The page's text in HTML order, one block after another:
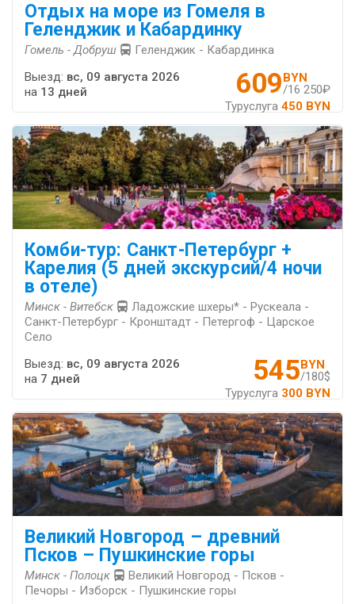
Отдых на море из Гомеля в
Геленджик и Кабардинку
Гомель - Добруш Геленджик - Кабардинка
609BYN
/16 250₽
Туруслуга 450 BYN
Выезд: вс, 09 августа 2026
на 13 дней
Комби-тур: Санкт-Петербург +
Карелия (5 дней экскурсий/4 ночи
в отеле)
Минск - Витебск
Ладожские шхеры* - Рускеала -
Санкт-Петербург - Кронштадт - Петергоф - Царское
Село
545BYN
/180$
Туруслуга 300 BYN
Выезд: вс, 09 августа 2026
на 7 дней
Великий Новгород – древний
Псков – Пушкинские горы
Минск - Полоцк
Великий Новгород - Псков -
Печоры - Изборск - Пушкинские горы